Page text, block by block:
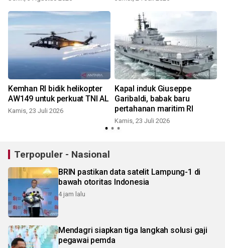
Kemhan RI bidik helikopter
AW149 untuk perkuat TNI AL
Kamis, 23 Juli 2026
Kapal induk Giuseppe
Garibaldi, babak baru
pertahanan maritim RI
Kamis, 23 Juli 2026
Terpopuler - Nasional
BRIN pastikan data satelit Lampung-1 di
bawah otoritas Indonesia
4 jam lalu
Mendagri siapkan tiga langkah solusi gaji
pegawai pemda